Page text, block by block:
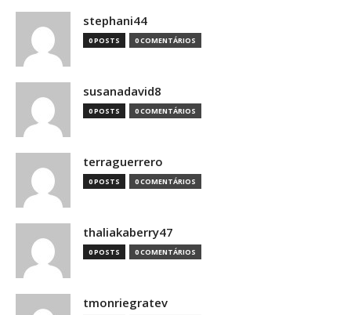
stephani44
0 POSTS 0 COMENTÁRIOS
susanadavid8
0 POSTS 0 COMENTÁRIOS
terraguerrero
0 POSTS 0 COMENTÁRIOS
thaliakaberry47
0 POSTS 0 COMENTÁRIOS
tmonriegratev